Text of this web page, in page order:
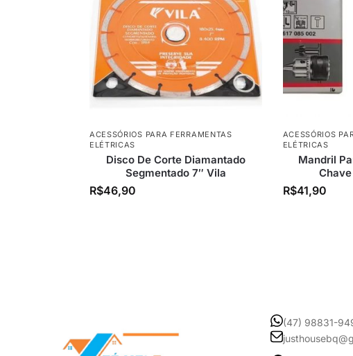
ACESSÓRIOS PARA FERRAMENTAS
ELÉTRICAS
Disco De Corte Diamantado
Segmentado 7″ Vila
R$46,90
ACESSÓRIOS
ELÉTRICAS
Mandril
R$41,90
(47) 98831-